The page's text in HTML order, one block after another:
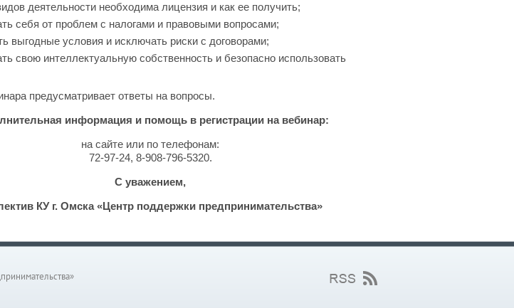
деятельности необходима лицензия и как ее получить;
себя от проблем с налогами и правовыми вопросами;
выгодные условия и исключать риски с договорами;
свою интеллектуальную собственность и безопасно использовать
предусматривает ответы на вопросы.
информация и помощь в регистрации на вебинар:
на сайте или по телефонам:
72-97-24, 8-908-796-5320.
С уважением,
КУ г. Омска «Центр поддержки предпринимательства»